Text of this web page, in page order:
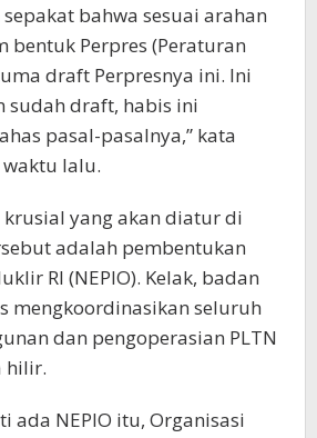
bahwa sesuai arahan
bentuk Perpres (Peraturan
draft Perpresnya ini. Ini
sudah draft, habis ini
pasal-pasalnya,” kata
lalu.
krusial yang akan diatur di
adalah pembentukan
RI (NEPIO). Kelak, badan
mengkoordinasikan seluruh
dan pengoperasian PLTN
hilir.
ada NEPIO itu, Organisasi